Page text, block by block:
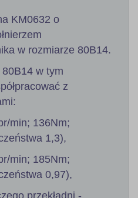
KM0632 o
w rozmiarze 80B14.
80B14 w tym
z
min; 136Nm;
1,3),
min; 185Nm;
0,97),
przekładni -